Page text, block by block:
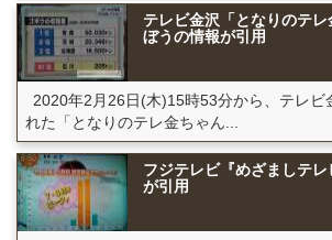
テレビ金沢「となりのテ
ぼうの情報が引用
2020年2月26日(木)15時53分から、テレビ
れた「となりのテレ金ちゃん...
フジテレビ『めざましテ
が引用